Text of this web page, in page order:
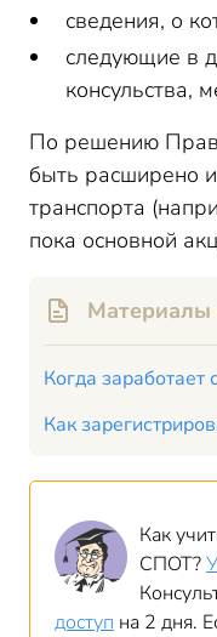
сведения, о
следующие в
консульства,
По решению Пр
быть расширено
транспорта
пока основной
Материалы
Когда
Как
Как
СПОТ?
доступ на 2 дня.